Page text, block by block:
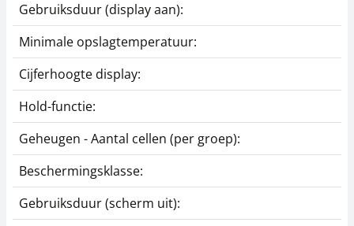
Gebruiksduur (display aan):
Minimale opslagtemperatuur:
Cijferhoogte display:
Hold-functie:
Geheugen - Aantal cellen (per groep):
Beschermingsklasse:
Gebruiksduur (scherm uit):